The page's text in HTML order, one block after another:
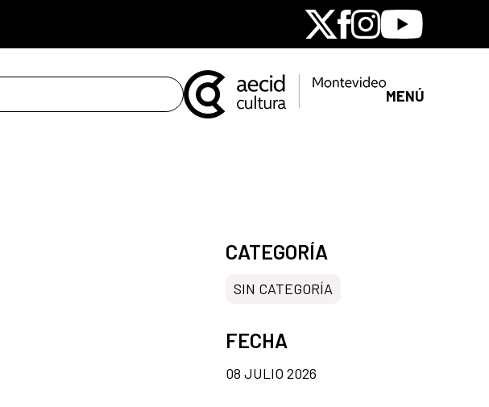
X Facebook
Instagram
Youtube
MENÚ
CATEGORÍA
SIN CATEGORÍA
FECHA
08 JULIO 2026